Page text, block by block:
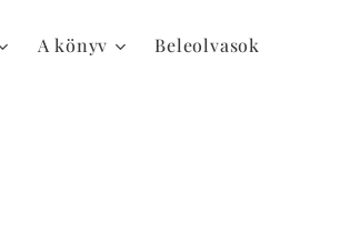
A könyv Beleolvasok